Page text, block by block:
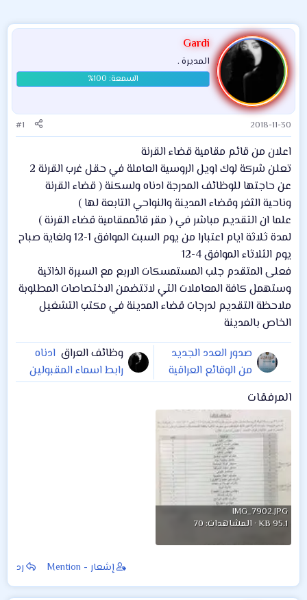
Gardi
المديرة .
2018-11-30
#1
اعلان من قائم مقامية قضاء القرنة
تعلن شركة لوك اويل الروسية العاملة في حقل غرب القرنة 2
عن حاجتها للوظائف المدرجة ادناه ولسكنة ( قضاء القرنة
وناحية الثغر وقضاء المدينة والنواحي التابعة لها )
علما ان التقديم مباشر في ( مقر قائممقامية قضاء القرنة )
لمدة ثلاثة ايام اعتبارا من يوم السبت الموافق 1-12 ولغاية صباح
يوم الثلاثاء الموافق 4-12
فعلى المتقدم جلب المستمسكات الاربع مع السيرة الذاتية
وستهمل كافة المعاملات التي لاتتضمن الاختصاصات المطلوبة
ملاحظة التقديم لدرجات قضاء المدينة في مكتب التشغيل
الخاص بالمدينة
صدور العدد الجديد
من الوقائع العراقية
تضمن تعليمات
التعيين على الدرجات
الوظيفية الناتجة عن
حركة الملاك لسنة
2018
وظائف العراق ادناه
رابط اسماء المقبولين
في التعيينات تربية
المرفقات
IMG_7902.JPG
95.1 KB · المشاهدات: 70
إشعار - Mention رد